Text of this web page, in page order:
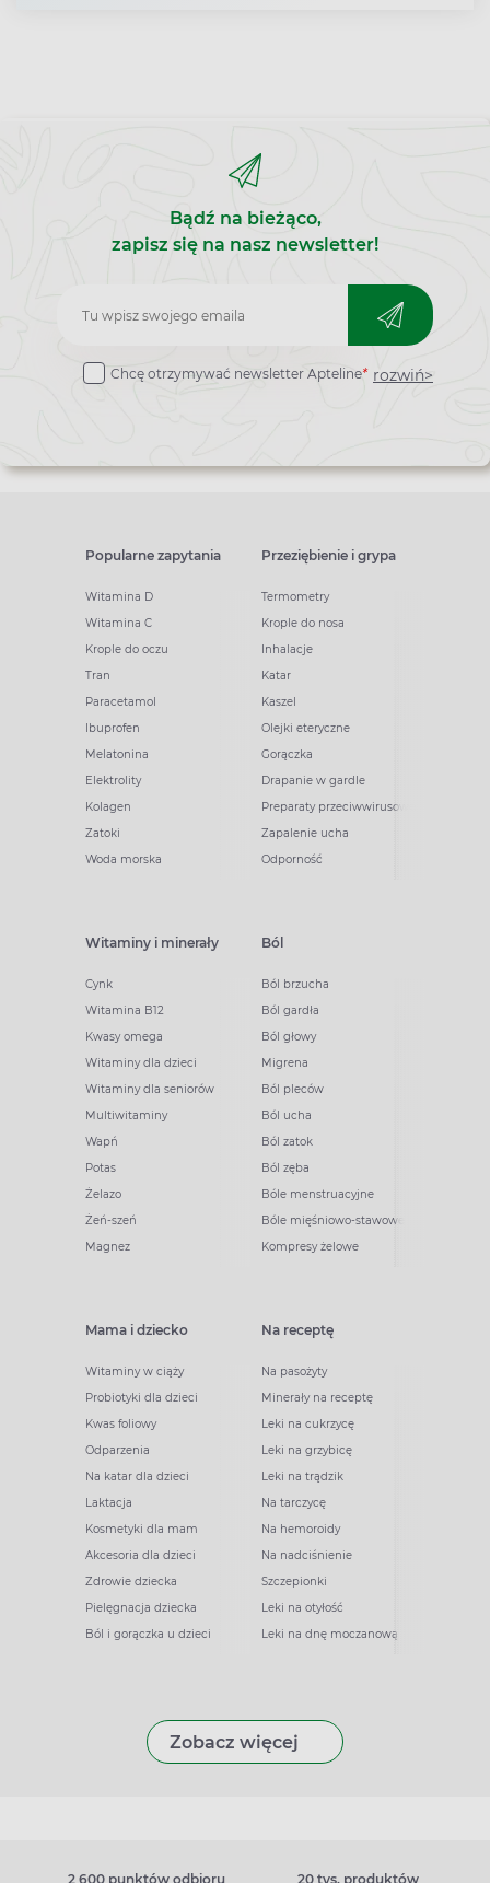
Bądź na bieżąco,
zapisz się na nasz newsletter!
Zapisz
do
Chcę otrzymywać newsletter Apteline* rozwiń>
Popularne zapytania
Witamina D
Witamina C
Krople do oczu
Tran
Paracetamol
Ibuprofen
Melatonina
Elektrolity
Kolagen
Zatoki
Woda morska
Przeziębienie i grypa
Termometry
Krople do nosa
Inhalacje
Katar
Kaszel
Olejki eteryczne
Gorączka
Drapanie w gardle
Preparaty przeciwwirusowe
Zapalenie ucha
Odporność
Witaminy i minerały
Cynk
Witamina B12
Kwasy omega
Witaminy dla dzieci
Witaminy dla seniorów
Multiwitaminy
Wapń
Potas
Żelazo
Żeń-szeń
Magnez
Ból
Ból brzucha
Ból gardła
Ból głowy
Migrena
Ból pleców
Ból ucha
Ból zatok
Ból zęba
Bóle menstruacyjne
Bóle mięśniowo-stawowe
Kompresy żelowe
Mama i dziecko
Witaminy w ciąży
Probiotyki dla dzieci
Kwas foliowy
Odparzenia
Na katar dla dzieci
Laktacja
Kosmetyki dla mam
Akcesoria dla dzieci
Zdrowie dziecka
Pielęgnacja dziecka
Ból i gorączka u dzieci
Na receptę
Na pasożyty
Minerały na receptę
Leki na cukrzycę
Leki na grzybicę
Leki na trądzik
Na tarczycę
Na hemoroidy
Na nadciśnienie
Szczepionki
Leki na otyłość
Leki na dnę moczanową
Zobacz więcej
2 600 punktów odbioru 20 tys. produktów